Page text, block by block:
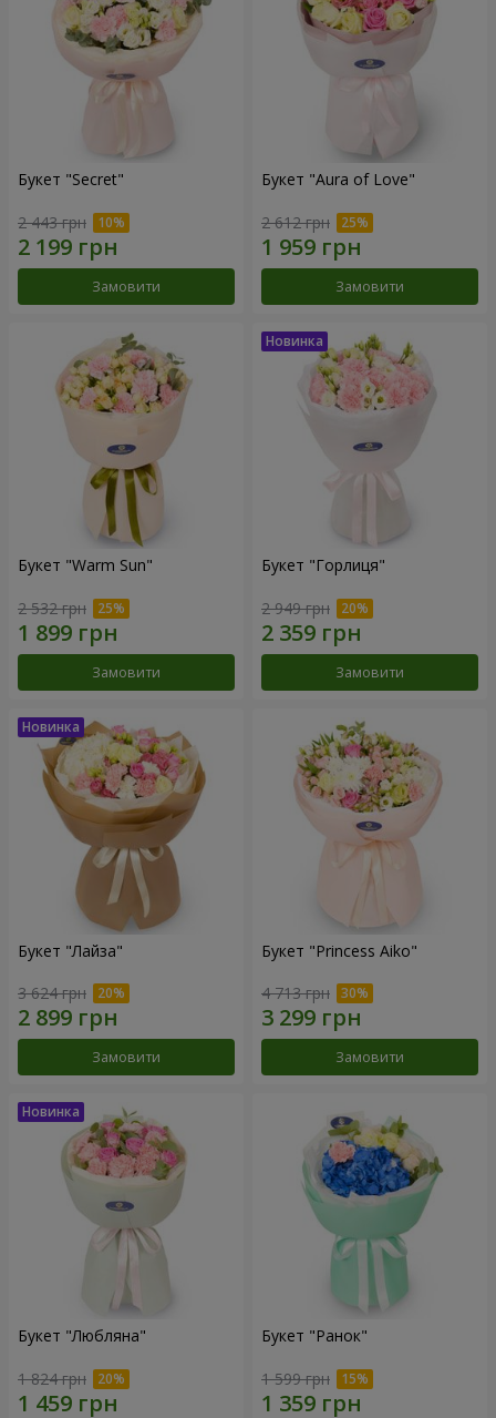
Букет "Secret"
2 443 грн
Замовити
Букет "Aura of Love"
2 612 грн
Замовити
Букет "Warm Sun"
2 532 грн
Замовити
Букет "Горлиця"
2 949 грн
Замовити
Букет "Лайза"
3 624 грн
Замовити
Букет "Princess Aiko"
4 713 грн
Замовити
Букет "Любляна"
1 824 грн
Букет "Ранок"
1 599 грн